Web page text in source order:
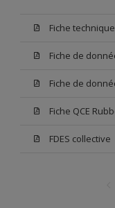
Fiche
Fiche QCE
FDES collective